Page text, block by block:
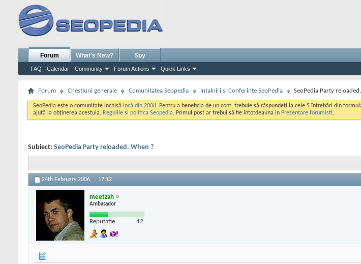
Forum
FAQ Calendar Community Forum Actions Quick Links
What's New? Spy
Forum Chestiuni generale Comunitatea Seopedia Intalniri si Conferinte SeoPedia SeoPedia Party
SeoPedia este o comunitate inchisă incă din 2008. Pentru a beneficia de un cont, trebuie să răspundeți la cele 5 întrebări din
ajută la obținerea acestuia. Regulile si politica Seopedia. Primul post ar trebui să fie intotdeauna in Prezentare forumisti.
Subiect: SeoPedia Party reloaded. When ?
24th February 2006, 17:12
meetzah
Ambasador
Reputatie: 42